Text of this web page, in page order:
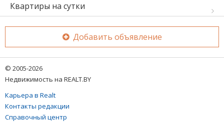
Квартиры на сутки
Добавить объявление
© 2005-2026
Недвижимость на REALT.BY
Карьера в Realt
Контакты редакции
Справочный центр